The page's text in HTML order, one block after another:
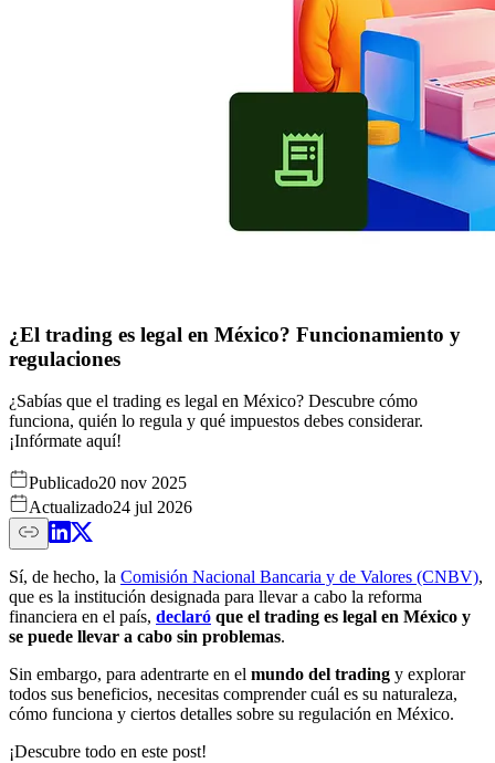
¿El trading es legal en México? Funcionamiento y
regulaciones
¿Sabías que el trading es legal en México? Descubre cómo
funciona, quién lo regula y qué impuestos debes considerar.
¡Infórmate aquí!
Publicado20 nov 2025
Actualizado24 jul 2026
Sí, de hecho, la Comisión Nacional Bancaria y de Valores (CNBV),
que es la institución designada para llevar a cabo la reforma
financiera en el país, declaró que el trading es legal en México y
se puede llevar a cabo sin problemas.
Sin embargo, para adentrarte en el mundo del trading y explorar
todos sus beneficios, necesitas comprender cuál es su naturaleza,
cómo funciona y ciertos detalles sobre su regulación en México.
¡Descubre todo en este post!